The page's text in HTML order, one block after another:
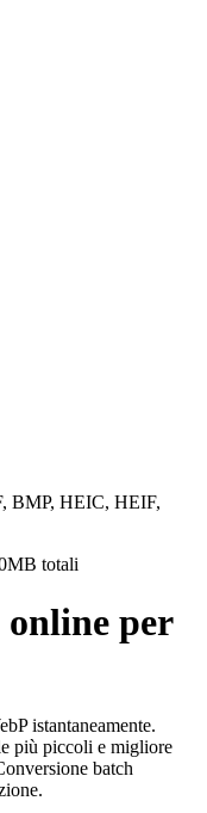
BMP, HEIC, HEIF,
totali
per
istantaneamente.
più piccoli e migliore
batch